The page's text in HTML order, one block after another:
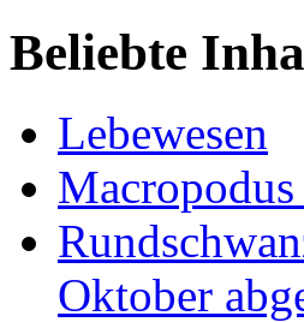
Beliebte
Lebewesen
Oktober